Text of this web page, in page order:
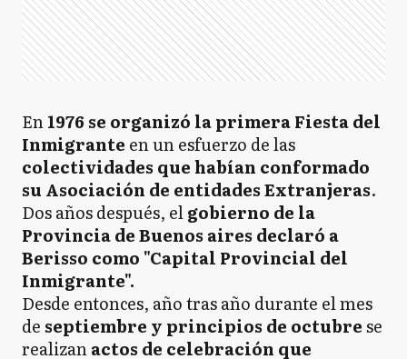
En1976 se organizó la primera Fiesta del
Inmigrante en un esfuerzo de las
colectividades que habían conformado
su Asociación de entidades Extranjeras.
Dos años después, elgobierno de la
Provincia de Buenos aires declaró a
Berisso como "Capital Provincial del
Inmigrante".
Desde entonces, año tras año durante el mes
de septiembre y principios de octubrese
realizanactos de celebración que